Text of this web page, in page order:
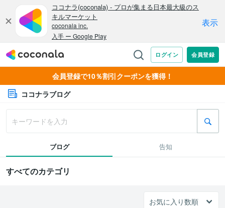
会員登録で10％割引クーポンを獲得！
ココナラブログ
ブログ 告知
すべてのカテゴリ